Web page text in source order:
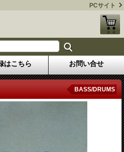
PCサイト
はこちら お問い合せ
BASS/DRUMS